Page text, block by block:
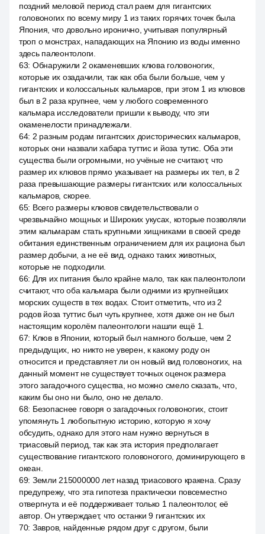
поздний меловой период стал раем для гигантских
головоногих по всему миру 1 из таких горячих точек была
Япония, что довольно иронично, учитывая популярный
троп о монстрах, нападающих на Японию из воды именно
здесь палеонтологи.
63: Обнаружили 2 окаменевших клюва головоногих,
которые их озадачили, так как оба были больше, чем у
гигантских и колоссальных кальмаров, при этом 1 из клювов
был в 2 раза крупнее, чем у любого современного
кальмара исследователи пришли к выводу, что эти
окаменелости принадлежали.
64: 2 разным родам гигантских доисторических кальмаров,
которых они назвали хабара туттис и йоза тутис. Оба эти
существа были огромными, но учёные не считают, что
размер их клювов прямо указывает на размеры их тел, в 2
раза превышающие размеры гигантских или колоссальных
кальмаров, скорее.
65: Всего размеры клювов свидетельствовали о
чрезвычайно мощных и Широких укусах, которые позволяли
этим кальмарам стать крупными хищниками в своей среде
обитания единственным ограничением для их рациона был
размер добычи, а не её вид, однако таких животных,
которые не подходили.
66: Для их питания было крайне мало, так как палеонтологи
считают, что оба кальмара были одними из крупнейших
морских существ в тех водах. Стоит отметить, что из 2
родов йоза туттис был чуть крупнее, хотя даже он не был
настоящим королём палеонтологи нашли ещё 1.
67: Клюв в Японии, который был намного больше, чем 2
предыдущих, но никто не уверен, к какому роду он
относится и представляет ли он новый вид головоногих, на
данный момент не существует точных оценок размера
этого загадочного существа, но можно смело сказать, что,
каким бы оно ни было, оно не делало.
68: Безопаснее говоря о загадочных головоногих, стоит
упомянуть 1 любопытную историю, которую я хочу
обсудить, однако для этого нам нужно вернуться в
триасовый период, так как эта история предполагает
существование гигантского головоногого, доминирующего в
океан.
69: Земли 215000000 лет назад триасового кракена. Сразу
предупрежу, что эта гипотеза практически повсеместно
отвергнута и её поддерживает только 1 палеонтолог, её
автор. Он утверждает, что останки 9 гигантских их
70: Завров, найденные рядом друг с другом, были